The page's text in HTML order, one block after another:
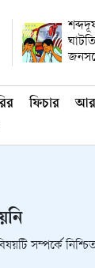
ফিচার
সম্পর্কে